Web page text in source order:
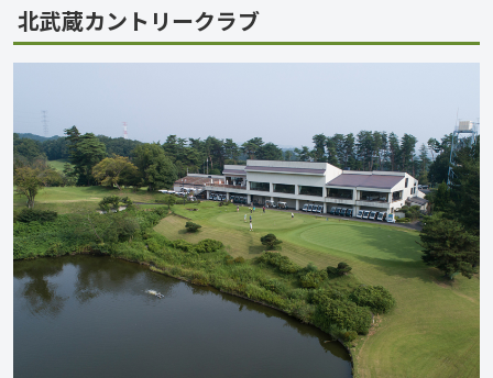
北武蔵カントリークラブ